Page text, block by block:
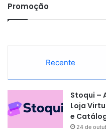
Promoção
Recente
Stoqui –
Loja
e
24 de